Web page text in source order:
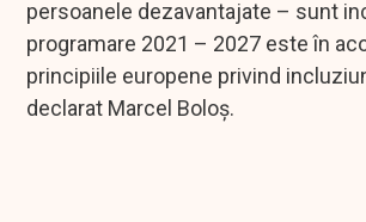
persoanele dezavantajate – sunt
programare 2021 – 2027 este în
principiile europene privind
declarat Marcel Boloș.